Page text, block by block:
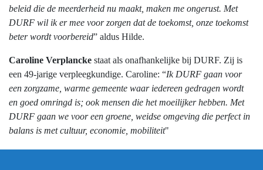
beleid die de meerderheid nu maakt, maken me ongerust. Met
DURF wil ik er mee voor zorgen dat de toekomst, onze toekomst
beter wordt voorbereid” aldus Hilde.
Caroline Verplancke staat als onafhankelijke bij DURF. Zij is
een 49-jarige verpleegkundige. Caroline: “Ik DURF gaan voor
een zorgzame, warme gemeente waar iedereen gedragen wordt
en goed omringd is; ook mensen die het moeilijker hebben. Met
DURF gaan we voor een groene, weidse omgeving die perfect in
balans is met cultuur, economie, mobiliteit"